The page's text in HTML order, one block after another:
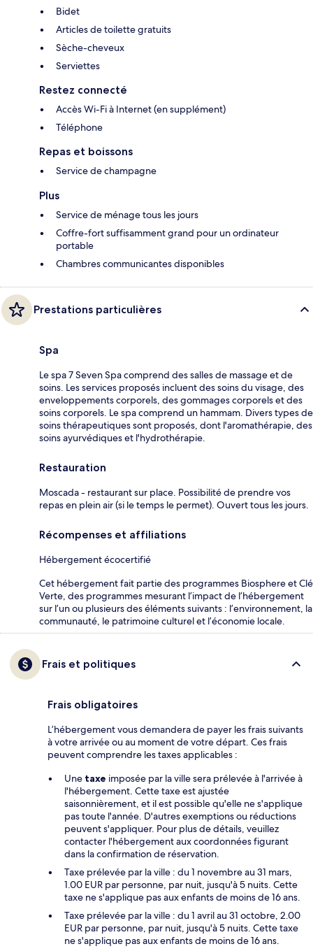
Bidet
Articles de toilette gratuits
Sèche-cheveux
Serviettes
Restez connecté
Accès Wi-Fi à Internet (en supplément)
Téléphone
Repas et boissons
Service de champagne
Plus
Service de ménage tous les jours
Coffre-fort suffisamment grand pour un ordinateur
portable
Chambres communicantes disponibles
Prestations particulières
Spa
Le spa 7 Seven Spa comprend des salles de massage et de
soins. Les services proposés incluent des soins du visage, des
enveloppements corporels, des gommages corporels et des
soins corporels. Le spa comprend un hammam. Divers types de
soins thérapeutiques sont proposés, dont l'aromathérapie, des
soins ayurvédiques et l'hydrothérapie.
Restauration
Moscada - restaurant sur place. Possibilité de prendre vos
repas en plein air (si le temps le permet). Ouvert tous les jours.
Récompenses et affiliations
Hébergement écocertifié
Cet hébergement fait partie des programmes Biosphere et Clé
Verte, des programmes mesurant l’impact de l’hébergement
sur l’un ou plusieurs des éléments suivants : l’environnement, la
communauté, le patrimoine culturel et l’économie locale.
Frais et politiques
Frais obligatoires
L’hébergement vous demandera de payer les frais suivants
à votre arrivée ou au moment de votre départ. Ces frais
peuvent comprendre les taxes applicables :
Une taxe imposée par la ville sera prélevée à l'arrivée à
l'hébergement. Cette taxe est ajustée
saisonnièrement, et il est possible qu'elle ne s'applique
pas toute l'année. D'autres exemptions ou réductions
peuvent s'appliquer. Pour plus de détails, veuillez
contacter l'hébergement aux coordonnées figurant
dans la confirmation de réservation.
Taxe prélevée par la ville : du 1 novembre au 31 mars,
1.00 EUR par personne, par nuit, jusqu'à 5 nuits. Cette
taxe ne s'applique pas aux enfants de moins de 16 ans.
Taxe prélevée par la ville : du 1 avril au 31 octobre, 2.00
EUR par personne, par nuit, jusqu'à 5 nuits. Cette taxe
ne s'applique pas aux enfants de moins de 16 ans.